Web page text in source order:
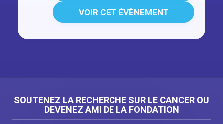
VOIR CET ÉVÈNEMENT
SOUTENEZ LA RECHERCHE SUR LE CANCER OU
DEVENEZ AMI DE LA FONDATION